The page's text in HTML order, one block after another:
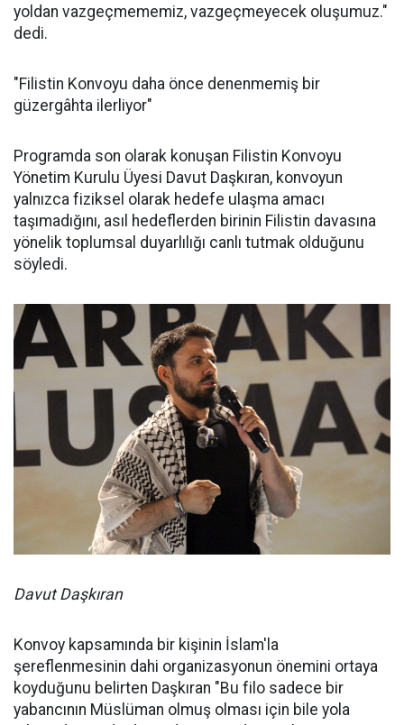
yoldan vazgeçmememiz, vazgeçmeyecek oluşumuz."
dedi.
"Filistin Konvoyu daha önce denenmemiş bir
güzergâhta ilerliyor"
Programda son olarak konuşan Filistin Konvoyu
Yönetim Kurulu Üyesi Davut Daşkıran, konvoyun
yalnızca fiziksel olarak hedefe ulaşma amacı
taşımadığını, asıl hedeflerden birinin Filistin davasına
yönelik toplumsal duyarlılığı canlı tutmak olduğunu
söyledi.
Davut Daşkıran
Konvoy kapsamında bir kişinin İslam'la
şereflenmesinin dahi organizasyonun önemini ortaya
koyduğunu belirten Daşkıran "Bu filo sadece bir
yabancının Müslüman olmuş olması için bile yola